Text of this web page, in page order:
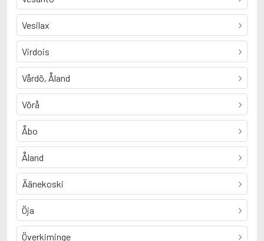
Vesilax
Virdois
Vårdö, Åland
Vörå
Åbo
Åland
Äänekoski
Öja
Överkiminge